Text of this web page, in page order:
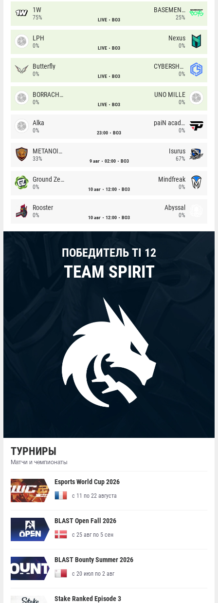
1W
75% LIVE BO3
BASEMENT BOYS
25%
LPH
0% LIVE BO3
Nexus
0%
Butterfly
0% LIVE BO3
CYBERSHOKE
0%
BORRACHEIROS
0% LIVE BO3
UNO MILLE
0%
Alka
0% 23:00 BO3
paiN academy
0%
METANOIA Wolves
33% 9 авг 02:00 BO3
Isurus
67%
Ground Zero
0% 10 авг 12:00 BO3
Mindfreak
0%
Rooster
0% 10 авг 12:00 BO3
Abyssal
0%
ПОБЕДИТЕЛЬ TI 12
TEAM SPIRIT
ТУРНИРЫ
Матчи и чемпионаты
Esports World Cup 2026
с 11 по 22 августа
BLAST Open Fall 2026
с 25 авг по 5 сен
BLAST Bounty Summer 2026
с 20 июл по 2 авг
Stake Ranked Episode 3